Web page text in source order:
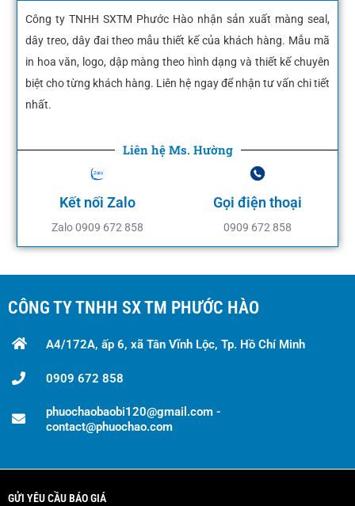
Công ty TNHH SXTM Phước Hào nhận sản xuất màng seal,
dây treo, dây đai theo mẫu thiết kế của khách hàng. Mẫu mã
in hoa văn, logo, dập màng theo hình dạng và thiết kế chuyên
biệt cho từng khách hàng. Liên hệ ngay để nhận tư vấn chi tiết
nhất.
Liên hệ Ms. Hường
Kết nối Zalo
Zalo 0909 672 858
Gọi điện thoại
0909 672 858
CÔNG TY TNHH SX TM PHƯỚC HÀO
A4/172A, ấp 6, xã Tân Vĩnh Lộc, Tp. Hồ Chí Minh
0909 672 858
phuochaobaobi120@gmail.com -
contact@phuochao.com
GỬI YÊU CẦU BÁO GIÁ